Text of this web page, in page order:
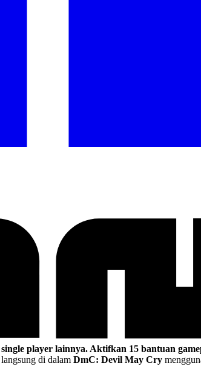
player lainnya. Aktifkan 15 bantuan
di dalam DmC: Devil May Cry